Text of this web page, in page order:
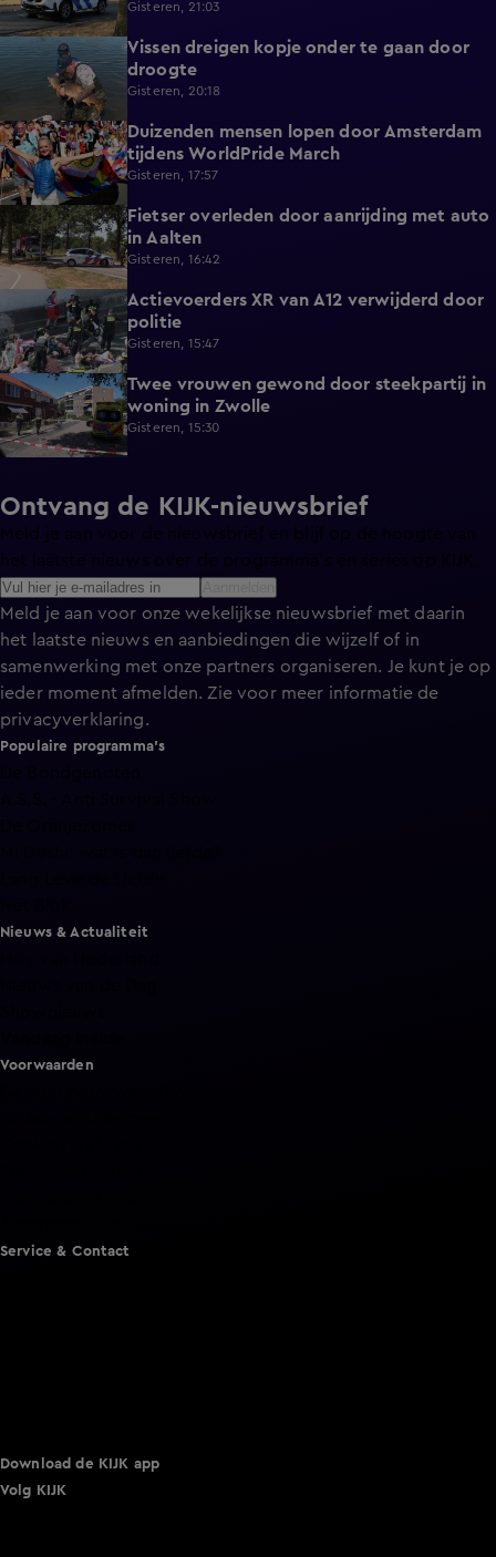
Gisteren, 21:03
1:20
Vissen dreigen kopje onder te gaan door
droogte
Gisteren, 20:18
0:31
Duizenden mensen lopen door Amsterdam
tijdens WorldPride March
Gisteren, 17:57
0:32
Fietser overleden door aanrijding met auto
in Aalten
Gisteren, 16:42
0:39
Actievoerders XR van A12 verwijderd door
politie
Gisteren, 15:47
0:45
Twee vrouwen gewond door steekpartij in
woning in Zwolle
Gisteren, 15:30
Ontvang de KIJK-nieuwsbrief
Meld je aan voor onze wekelijkse nieuwsbrief met daarin
het laatste nieuws en aanbiedingen die wijzelf of in
samenwerking met onze partners organiseren. Je kunt je op
ieder moment afmelden. Zie voor meer informatie de
privacyverklaring.
Populaire programma's
Nieuws & Actualiteit
Voorwaarden
Service & Contact
Download de KIJK app
Volg KIJK